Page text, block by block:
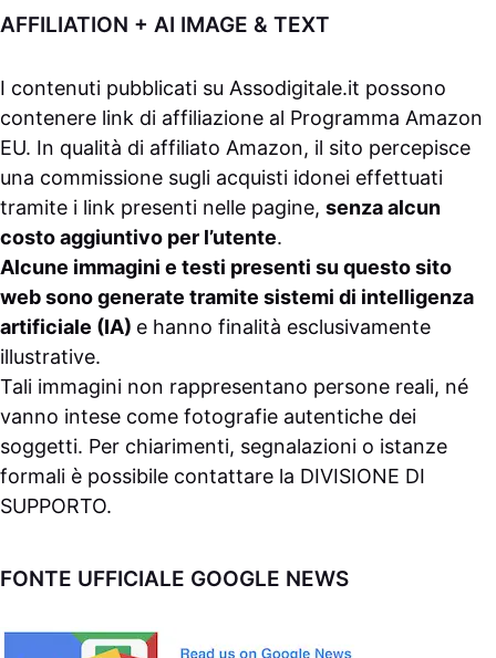
AFFILIATION + AI IMAGE & TEXT
I contenuti pubblicati su Assodigitale.it possono
contenere link di affiliazione al Programma Amazon
EU. In qualità di affiliato Amazon, il sito percepisce
una commissione sugli acquisti idonei effettuati
tramite i link presenti nelle pagine, senza alcun
costo aggiuntivo per l’utente.
Alcune immagini e testi presenti su questo sito
web sono generate tramite sistemi di intelligenza
artificiale (IA) e hanno finalità esclusivamente
illustrative.
Tali immagini non rappresentano persone reali, né
vanno intese come fotografie autentiche dei
soggetti. Per chiarimenti, segnalazioni o istanze
formali è possibile contattare la DIVISIONE DI
SUPPORTO.
FONTE UFFICIALE GOOGLE NEWS